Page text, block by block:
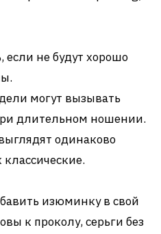
если не будут хорошо
могут вызывать
длительном ношении.
одинаково
классические.
изюминку в свой
к проколу, серьги без